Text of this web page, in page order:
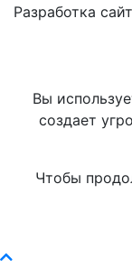
Разработка
Вы
создает
Чтобы